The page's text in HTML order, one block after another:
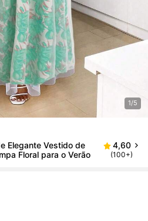
1/5
Elegante Vestido de
Floral para o Verão
4,60
(100+)